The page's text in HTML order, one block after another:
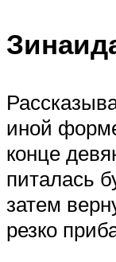
иной
конце
питалась
затем
резко